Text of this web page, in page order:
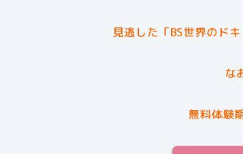
見逃した「BS世界のド
な
無料体験